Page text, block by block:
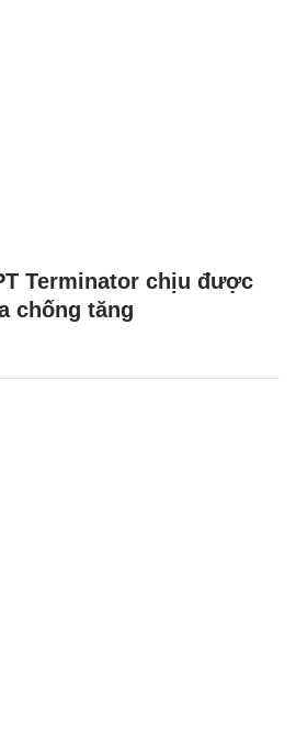
Terminator chịu được
chống tăng